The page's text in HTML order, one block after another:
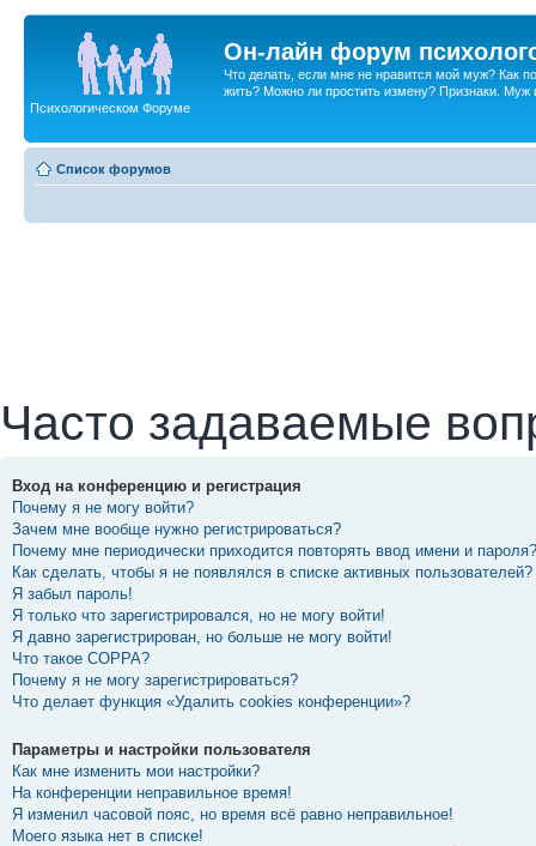
Он-лайн форум
Что делать, если мне не нравится мой муж? Как
жить? Можно ли простить измену? Признаки. Муж
Психологическом Форуме
Список форумов
Часто задаваемые
Вход на конференцию и регистрация
Почему я не могу войти?
Зачем мне вообще нужно регистрироваться?
Почему мне периодически приходится повторять ввод имени и пароля?
Как сделать, чтобы я не появлялся в списке активных пользователей?
Я забыл пароль!
Я только что зарегистрировался, но не могу войти!
Я давно зарегистрирован, но больше не могу войти!
Что такое COPPA?
Почему я не могу зарегистрироваться?
Что делает функция «Удалить cookies конференции»?
Параметры и настройки пользователя
Как мне изменить мои настройки?
На конференции неправильное время!
Я изменил часовой пояс, но время всё равно неправильное!
Моего языка нет в списке!